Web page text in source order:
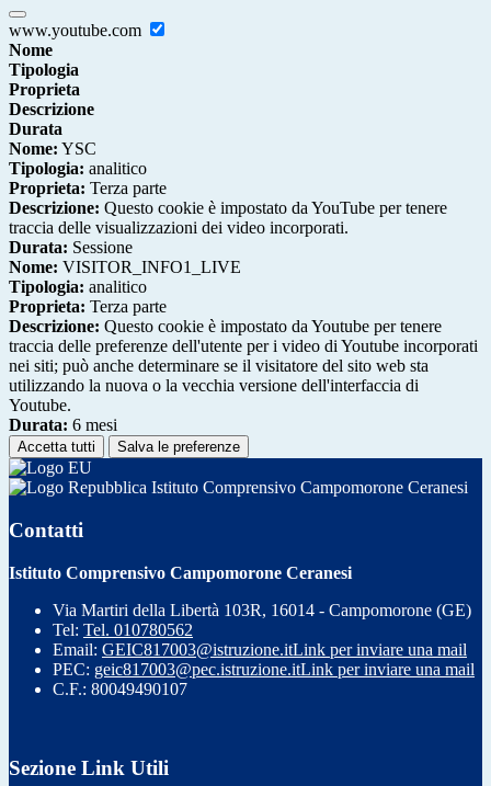
www.youtube.com
Nome
Tipologia
Proprieta
Descrizione
Durata
Nome: YSC
Tipologia: analitico
Proprieta: Terza parte
Descrizione: Questo cookie è impostato da YouTube per tenere
traccia delle visualizzazioni dei video incorporati.
Durata: Sessione
Nome: VISITOR_INFO1_LIVE
Tipologia: analitico
Proprieta: Terza parte
Descrizione: Questo cookie è impostato da Youtube per tenere
traccia delle preferenze dell'utente per i video di Youtube incorporati
nei siti; può anche determinare se il visitatore del sito web sta
utilizzando la nuova o la vecchia versione dell'interfaccia di
Youtube.
Durata: 6 mesi
Accetta tutti Salva le preferenze
Istituto Comprensivo Campomorone Ceranesi
Contatti
Istituto Comprensivo Campomorone Ceranesi
Via Martiri della Libertà 103R, 16014 - Campomorone (GE)
Tel: Tel. 010780562
Email: GEIC817003@istruzione.itLink per inviare una mail
PEC: geic817003@pec.istruzione.itLink per inviare una mail
C.F.: 80049490107
Sezione Link Utili